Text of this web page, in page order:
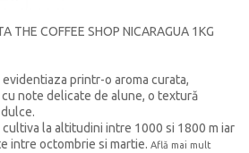
THE COFFEE SHOP NICARAGUA 1KG
evidentiaza printr-o aroma curata,
note delicate de alune, o textură
cultiva la altitudini intre 1000 si 1800 m iar
intre octombrie si martie. Află mai mult